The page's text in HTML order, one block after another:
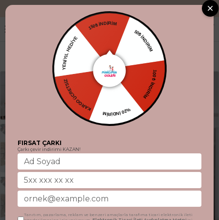
"Aynı gün
150₺ İNDİRİM
50₺ İNDİRİM
100 ₺ İNDİRİM
%20 İNDİRİM
KARGO ÜCRETSİZ
YENİYIL HEDİYE
FIRSAT ÇARKI
Çarkı çevir indirimi KAZAN!
Tanıtım, pazarlama, reklam ve benzeri amaçlarla tarafıma ticari elektronik ileti